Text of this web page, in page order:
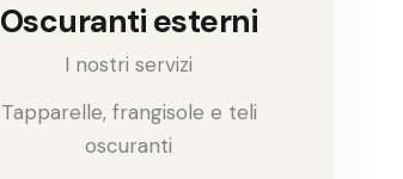
Oscuranti esterni
I nostri servizi
Tapparelle, frangisole e teli
oscuranti